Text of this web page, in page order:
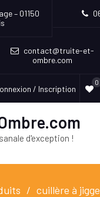
– 01150
contact@truite-et-
ombre.com
/ Inscription
0
d'exception !
cuillère à